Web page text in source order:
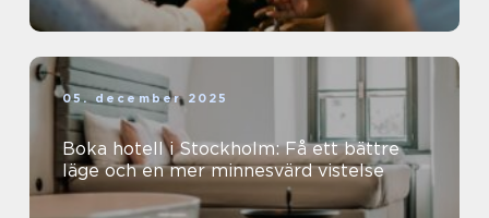
05. december 2025
Boka hotell i Stockholm: Få ett bättre
läge och en mer minnesvärd vistelse